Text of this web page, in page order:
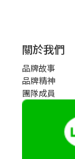
關於我們
品牌故事
品牌精神
團隊成員